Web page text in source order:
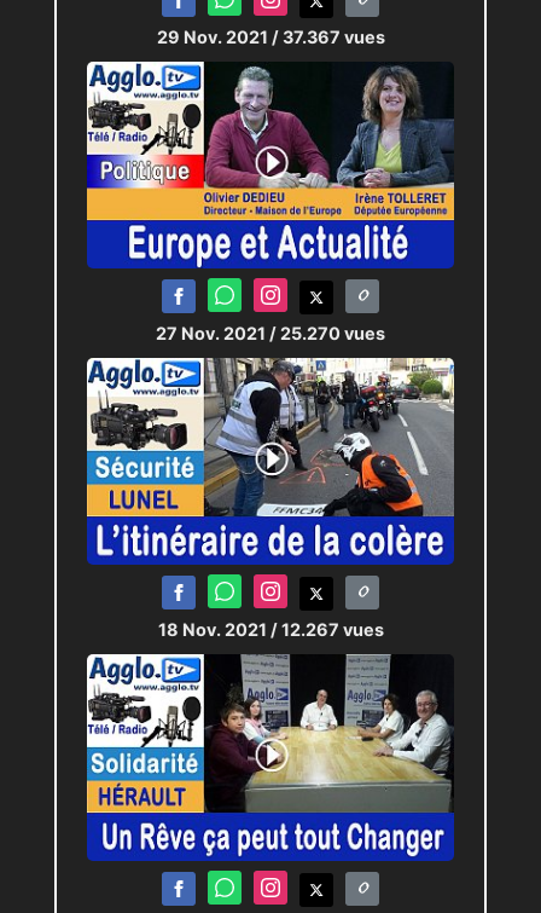
29 Nov. 2021 / 37.367 vues
27 Nov. 2021 / 25.270 vues
18 Nov. 2021 / 12.267 vues